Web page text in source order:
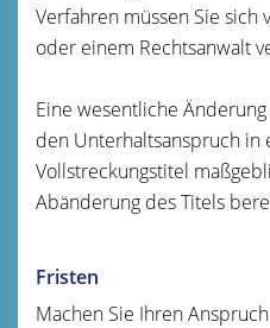
Verfahren müssen Sie sich
oder einem Rechtsanwalt
Eine wesentliche
den Unterhaltsanspruch in
Vollstreckungstitel
Abänderung des Titels
Fristen
Machen Sie Ihren